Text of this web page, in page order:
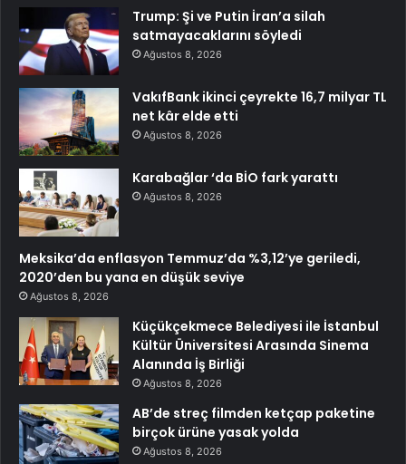
Trump: Şi ve Putin İran’a silah
satmayacaklarını söyledi
Ağustos 8, 2026
VakıfBank ikinci çeyrekte 16,7 milyar TL
net kâr elde etti
Ağustos 8, 2026
Karabağlar ‘da BİO fark yarattı
Ağustos 8, 2026
Meksika’da enflasyon Temmuz’da %3,12’ye geriledi,
2020’den bu yana en düşük seviye
Ağustos 8, 2026
Küçükçekmece Belediyesi ile İstanbul
Kültür Üniversitesi Arasında Sinema
Alanında İş Birliği
Ağustos 8, 2026
AB’de streç filmden ketçap paketine
birçok ürüne yasak yolda
Ağustos 8, 2026